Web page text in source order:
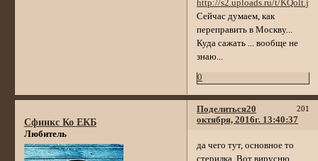
Сейчас думаем, как
переправить в Москву...
Куда сажать ... вообще не
знаю...
0
Поделиться 201
20
октября, 2016г. 13:40:37
Сфинкс Ко ЕКБ
Любитель
да чего тут, основное то
стерилка. Вот вирусню